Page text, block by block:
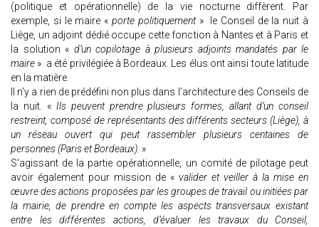
(politique et opérationnelle) de la vie nocturne diffèrent. Par
exemple, si le maire « porte politiquement» le Conseil de la nuit à
Liège, un adjoint dédié occupe cette fonction à Nantes et à Paris et
la solution « d’un copilotage à plusieurs adjoints mandatés par le
maire » a été privilégiée à Bordeaux. Les élus ont ainsi toute latitude
en la matière.
Il n’y a rien de prédéfini non plus dans l’architecture des Conseils de
la nuit. «Ils peuvent prendre plusieurs formes, allant d’un conseil
restreint, composé de représentants des différents secteurs (Liège), à
un réseau ouvert qui peut rassembler plusieurs centaines de
personnes (Paris et Bordeaux). »
S'agissant de la partie opérationnelle, un comité de pilotage peut
avoir également pour mission de « valider et veiller à la mise en
œuvre des actions proposées par les groupes de travail ou initiées par
la mairie, de prendre en compte les aspects transversaux existant
entre les différentes actions, d’évaluer les travaux du Conseil,